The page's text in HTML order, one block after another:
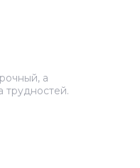
а
трудностей.